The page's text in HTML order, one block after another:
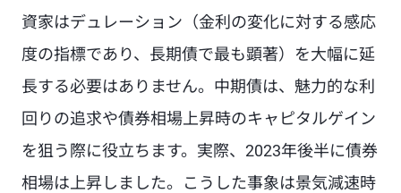
資家はデュレーション（金利の変化に対する感応
度の指標であり、長期債で最も顕著）を大幅に延
長する必要はありません。中期債は、魅力的な利
回りの追求や債券相場上昇時のキャピタルゲイン
を狙う際に役立ちます。実際、2023年後半に債券
相場は上昇しました。こうした事象は景気減速時